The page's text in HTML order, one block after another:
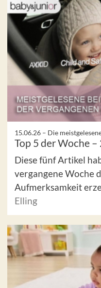
15.06.26 – Die
Top 5 der Woche
Diese fünf Artikel
vergangene Woche
Aufmerksamkeit
Elling